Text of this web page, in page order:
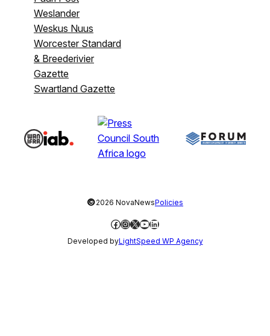
Weslander
Weskus Nuus
Worcester Standard
& Breederivier
Gazette
Swartland Gazette
©2026 NovaNewsPolicies
Facebook
Instagram
X YouTube
LinkedIn
Developed byLightSpeed WP Agency